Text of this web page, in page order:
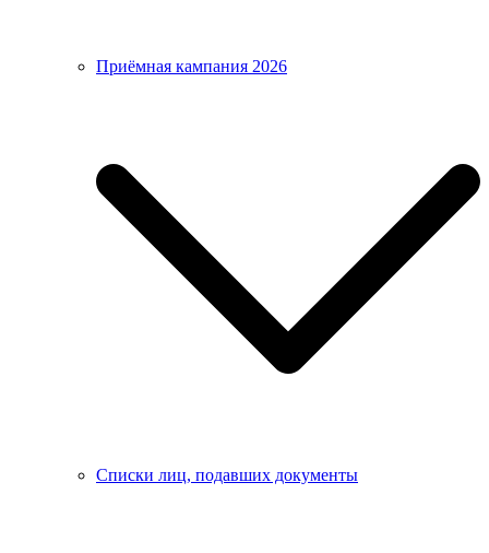
Приёмная кампания 2026
Списки лиц, подавших документы